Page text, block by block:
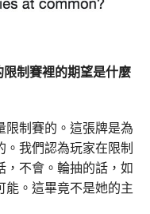
制賽裡的期望是什麼
限制賽的。這張牌是為
。我們認為玩家在限制
，不會。輪抽的話，如
能。這畢竟不是她的主